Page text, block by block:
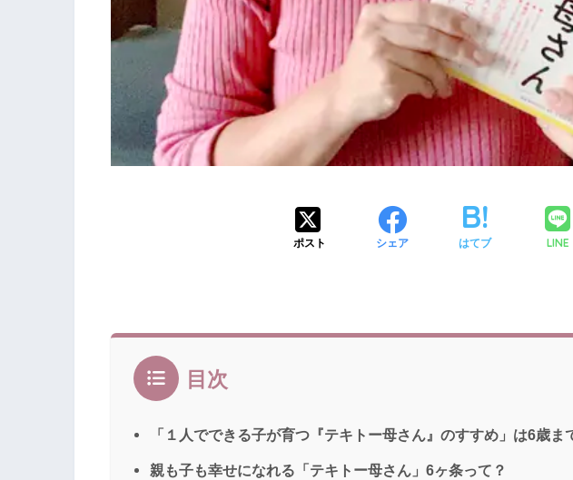
ポスト シェア はてブ LINE
目次
「１人でできる子が育つ『テキトー母さん』のすすめ」は6歳ま
親も子も幸せになれる「テキトー母さん」6ヶ条って？